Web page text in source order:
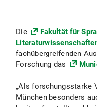
Die
Fakultät für
fachübergreifenden
Forschung das
„Als forschungsstarke
München besonders